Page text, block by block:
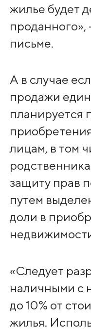
жилье будет
проданного»,
письме.
А в случае
продажи
планируется
лицам, в том
защиту прав
путем
доли в
«Следует
наличными с
до 10% от
жилья.